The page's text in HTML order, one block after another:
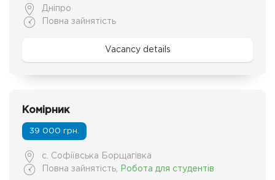
Дніпро
Повна зайнятість
Vacancy details
Комірник
39 000 грн.
с. Софіївська Борщагівка
Повна зайнятість
Робота для студентів